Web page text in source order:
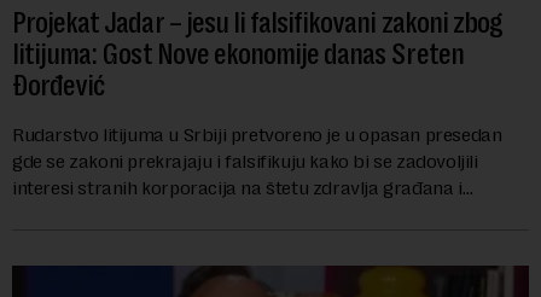
Projekat Jadar – jesu li falsifikovani zakoni zbog
litijuma: Gost Nove ekonomije danas Sreten
Đorđević
Rudarstvo litijuma u Srbiji pretvoreno je u opasan presedan
gde se zakoni prekrajaju i falsifikuju kako bi se zadovoljili
interesi stranih korporacija na štetu zdravlja građana i